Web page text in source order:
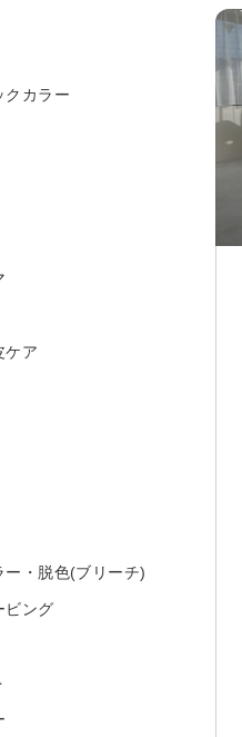
クカラー
ケア
ー・脱色(ブリーチ)
ビング